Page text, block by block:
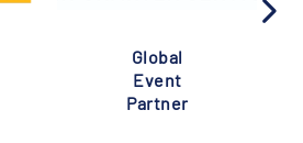
Global
Event
Partner